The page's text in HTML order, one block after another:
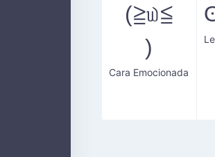
(≧௰≦
)
Cara Emocionada